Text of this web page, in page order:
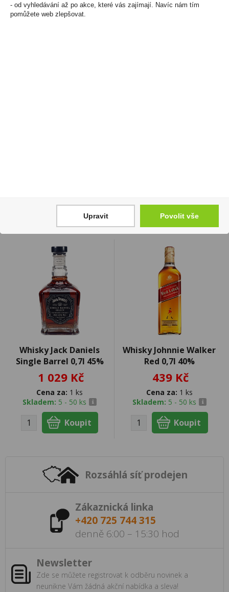
Whisky Jack Daniels
Single Barrel 0,7l 45%
1 029 Kč
Cena za: 1 ks
Skladem: 5 - 50 ks
Whisky Johnnie Walker
Red 0,7l 40%
439 Kč
Cena za: 1 ks
Skladem: 5 - 50 ks
Rozsáhlá síť prodejen
Zákaznická linka
+420 725 744 315
denně 6:00 – 15:30 hod
Newsletter
Zde se můžete registrovat k odběru novinek a
neunikne Vám žádná akční nabídka a sleva!
- od vyhledávání až po akce, které vás zajímají. Navíc nám tím
pomůžete web zlepšovat.
Upravit Povolit vše